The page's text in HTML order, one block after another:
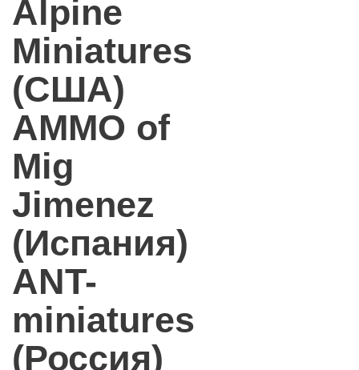
Alpine
Miniatures
(США)
AMMO of
Mig
Jimenez
(Испания)
ANT-
miniatures
(Россия)